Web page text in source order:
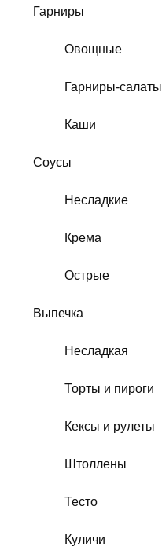
Гарниры
Овощные
Гарниры-салаты
Каши
Соусы
Несладкие
Крема
Острые
Выпечка
Несладкая
Торты и пироги
Кексы и рулеты
Штоллены
Тесто
Куличи